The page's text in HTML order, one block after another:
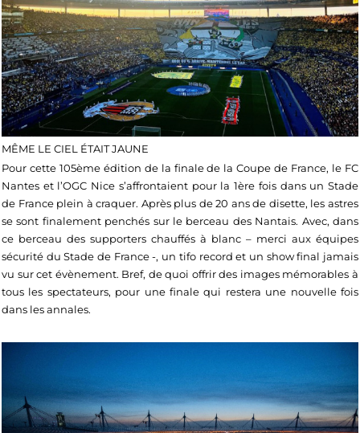
MÊME LE CIEL ÉTAIT JAUNE
Pour cette 105ème édition de la finale de la Coupe de France, le FC
Nantes et l’OGC Nice s’affrontaient pour la 1ère fois dans un Stade
de France plein à craquer. Après plus de 20 ans de disette, les astres
se sont finalement penchés sur le berceau des Nantais. Avec, dans
ce berceau des supporters chauffés à blanc – merci aux équipes
sécurité du Stade de France -, un tifo record et un show final jamais
vu sur cet évènement. Bref, de quoi offrir des images mémorables à
tous les spectateurs, pour une finale qui restera une nouvelle fois
dans les annales.